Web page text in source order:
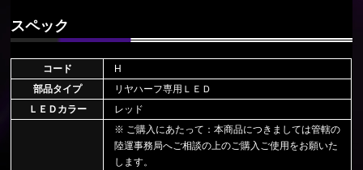
スペック
コード
H
部品タイプ
リヤハーフ専用ＬＥＤ
ＬＥＤカラー
レッド
※ ご購入にあたって：本商品につきましては管轄の
陸運事務局へご相談の上のご購入ご使用をお願いた
します。